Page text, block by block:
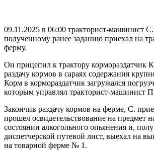
09.11.2025 в 06:00 тракторист-машинист С.
полученному ранее заданию приехал на
ферму.
Он прицепил к трактору кормораздатчик
раздачу кормов в сараях содержания
Корм в кормораздатчик загружался
которым управлял тракторист-машинист
Закончив раздачу кормов на ферме, С.
прошел освидетельствование на предмет
состоянии алкогольного опьянения и,
диспетчерской путевой лист, выехал на
на товарной ферме № 1.